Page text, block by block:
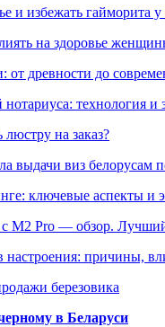
и избежать гайморита у
на здоровье
от древности до
нотариуса: технология и
люстру на заказ?
выдачи виз белорусам
ключевые аспекты и
M2 Pro — обзор.
причины,
березовика
в Беларуси